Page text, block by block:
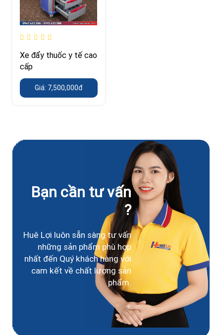
Xe đẩy thuốc y tế cao
cấp
Giá: 7,500,000đ
Bạn cần tư vấn
?
Huê Lợi luôn sẵn sàng tư vấn
những sản phẩm phù hợp
nhất đến Quý khách hàng với
cam kết về chất lượng sản
phẩm.